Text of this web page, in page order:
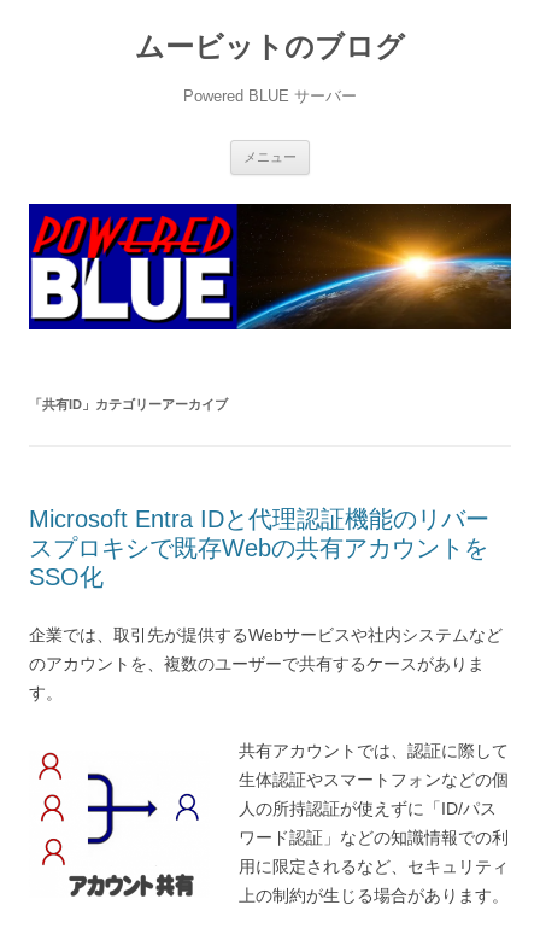
ムービットのブログ
Powered BLUE サーバー
メニュー
ツ
ッ
プ
「共有ID 」カテゴリーアーカイブ
Microsoft Entra IDと代理認証機能のリバー
スプロキシで既存Webの共有アカウントを
SSO化
企業では、取引先が提供するWebサービスや社内システムなど
のアカウントを、複数のユーザーで共有するケースがありま
す。
共有アカウントでは、認証に際して
生体認証やスマートフォンなどの個
人の所持認証が使えずに「ID/パス
ワード認証」などの知識情報での利
用に限定されるなど、セキュリティ
上の制約が生じる場合があります。